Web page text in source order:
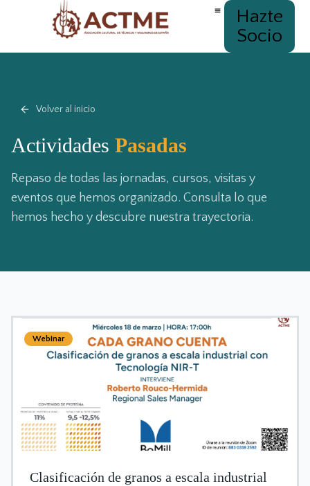
Hazte
Socio
Volver al inicio
Actividades Pasadas
Repaso de todas las jornadas, cursos, visitas y
eventos que hemos organizado. Consulta lo que
hemos hecho y descubre nuestra trayectoria.
Webinar
Clasificación de granos a escala industrial